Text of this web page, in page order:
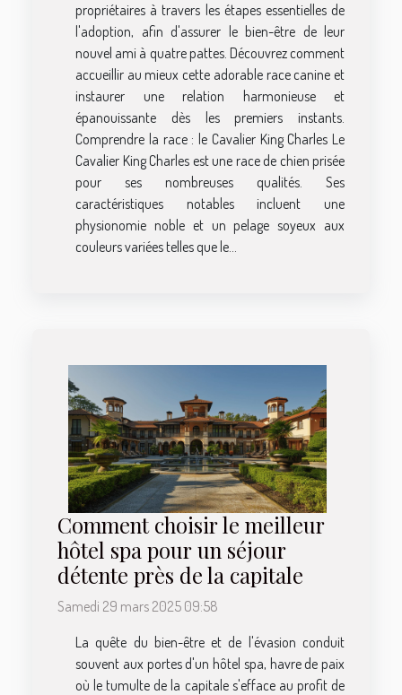
propriétaires à travers les étapes essentielles de
l'adoption, afin d'assurer le bien-être de leur
nouvel ami à quatre pattes. Découvrez comment
accueillir au mieux cette adorable race canine et
instaurer une relation harmonieuse et
épanouissante dès les premiers instants.
Comprendre la race : le Cavalier King Charles Le
Cavalier King Charles est une race de chien prisée
pour ses nombreuses qualités. Ses
caractéristiques notables incluent une
physionomie noble et un pelage soyeux aux
couleurs variées telles que le...
Comment choisir le meilleur
hôtel spa pour un séjour
détente près de la capitale
Samedi 29 mars 2025 09:58
La quête du bien-être et de l'évasion conduit
souvent aux portes d'un hôtel spa, havre de paix
où le tumulte de la capitale s'efface au profit de